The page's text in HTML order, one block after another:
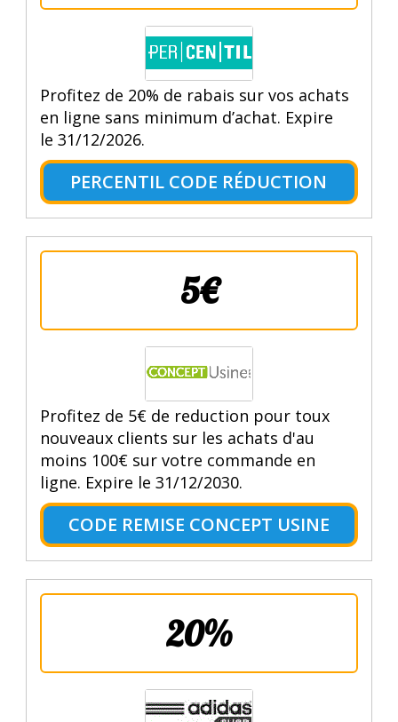
Profitez de 20% de rabais sur vos achats
en ligne sans minimum d’achat. Expire
le 31/12/2026.
PERCENTIL CODE RÉDUCTION
5€
Profitez de 5€ de reduction pour toux
nouveaux clients sur les achats d'au
moins 100€ sur votre commande en
ligne. Expire le 31/12/2030.
CODE REMISE CONCEPT USINE
20%